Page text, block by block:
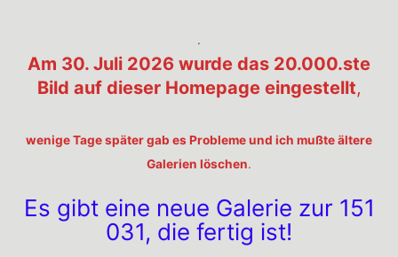
.
Am 30. Juli 2026 wurde das 20.000.ste
Bild auf dieser Homepage eingestellt,
wenige Tage später gab es Probleme und ich mußte ältere
Galerien löschen.
Es gibt eine neue Galerie zur 151
031, die fertig ist!